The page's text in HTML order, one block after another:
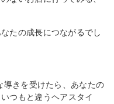
たの成長につながるでし
きを受けたら、あなたの
つもと違うヘアスタイ